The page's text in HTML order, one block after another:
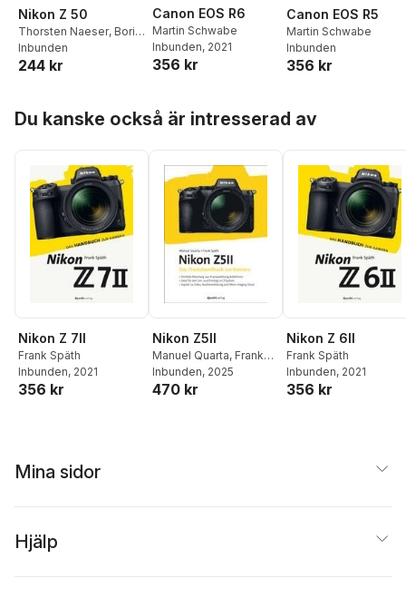
Nikon Z 50
Thorsten Naeser, Boris
Karnikowski
Inbunden
244 kr
Canon EOS R6
Martin Schwabe
Inbunden, 2021
356 kr
Canon EOS R5
Martin Schwabe
Inbunden
356 kr
Du kanske också är intresserad av
Nikon Z 7II
Frank Späth
Inbunden, 2021
356 kr
Nikon Z5II
Manuel Quarta, Frank
Späth
Inbunden, 2025
470 kr
Nikon Z 6II
Frank Späth
Inbunden, 2021
356 kr
Mina sidor
Hjälp